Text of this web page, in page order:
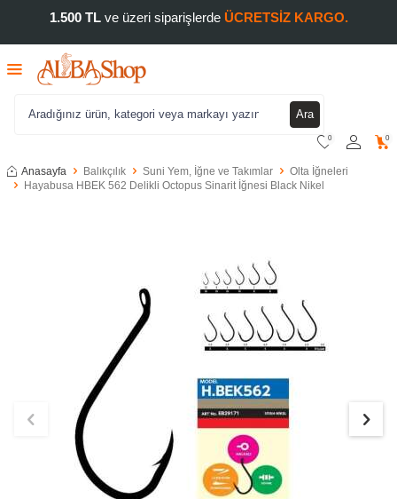
1.500 TLve üzeri siparişlerde ÜCRETSİZ KARGO.
Ara
0 0
Anasayfa Balıkçılık Suni Yem, İğne ve Takımlar
Olta İğneleri
Hayabusa HBEK 562 Delikli Octopus Sinarit İğnesi Black Nikel